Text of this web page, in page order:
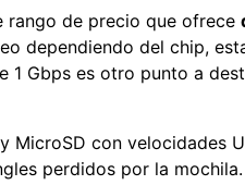
rango de precio que ofrece
dependiendo del chip,
1 Gbps es otro punto a
MicroSD con velocidades
perdidos por la mochila.